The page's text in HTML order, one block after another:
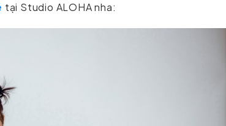
tại Studio ALOHA nha: